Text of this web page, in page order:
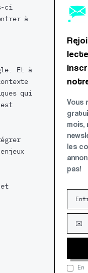
ci
à
Et à
qui
et
Vous
mois,
les
pas!